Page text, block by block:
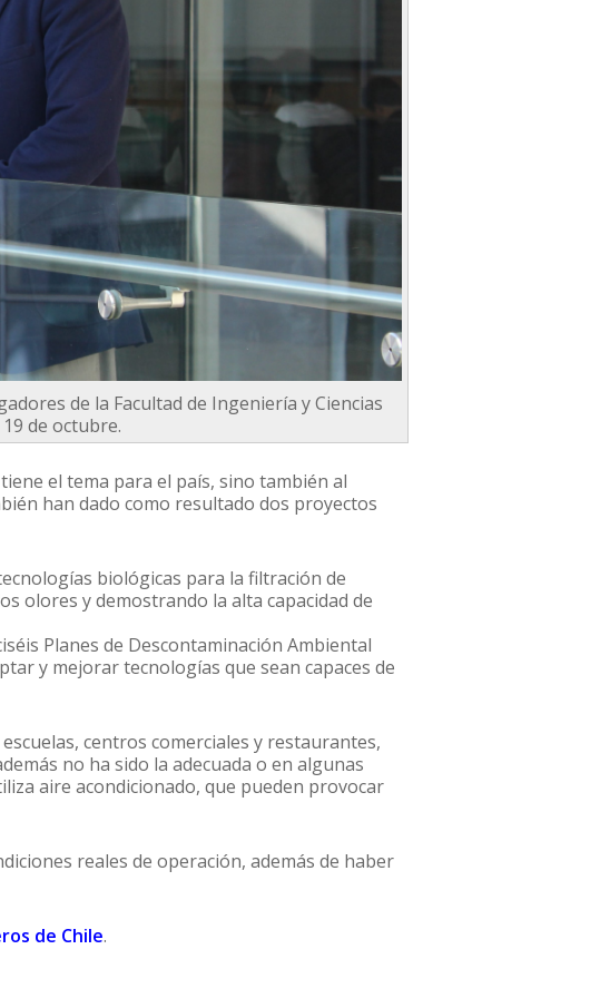
de la Facultad de Ingeniería y Ciencias
de octubre.
el tema para el país, sino también al
han dado como resultado dos proyectos
biológicas para la filtración de
olores y demostrando la alta capacidad de
Planes de Descontaminación Ambiental
y mejorar tecnologías que sean capaces de
centros comerciales y restaurantes,
no ha sido la adecuada o en algunas
aire acondicionado, que pueden provocar
reales de operación, además de haber
de Chile.